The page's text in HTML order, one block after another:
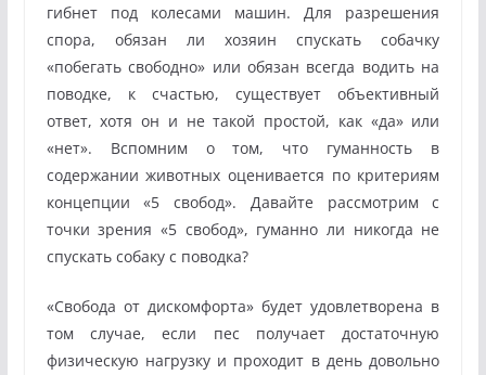
гибнет под колесами машин. Для разрешения
спора, обязан ли хозяин спускать собачку
«побегать свободно» или обязан всегда водить на
поводке, к счастью, существует объективный
ответ, хотя он и не такой простой, как «да» или
«нет». Вспомним о том, что гуманность в
содержании животных оценивается по критериям
концепции «5 свобод». Давайте рассмотрим с
точки зрения «5 свобод», гуманно ли никогда не
спускать собаку с поводка?
«Свобода от дискомфорта» будет удовлетворена в
том случае, если пес получает достаточную
физическую нагрузку и проходит в день довольно